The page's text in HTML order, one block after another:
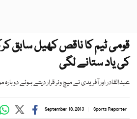
قومی ٹیم کا ناقص کھیل سابق
کی یاد ستانے لگی
عبدالقادر اور آفریدی نے میچ ونر قرار دیتے ہوئے دوبارہ
Sports Reporter
September 18, 2013